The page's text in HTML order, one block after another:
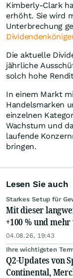
Kimberly-Clark
erhöht. Sie wird
Unterbrechung
Die aktuelle
jährliche
solch hohe
In einem Markt
Handelsmarken
einzelnen
Wachstum und
laufende
bringen.
Lesen Sie auch
Starkes Setup für
Mit dieser
+100 % und
04.08.26, 19:43
Ihre wichtigsten
Q2-Updates von
Continental,